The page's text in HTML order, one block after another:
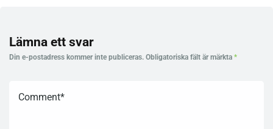
Lämna ett svar
Din e-postadress kommer inte publiceras. Obligatoriska fält är märkta *